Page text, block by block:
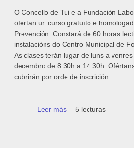
O Concello de Tui e a Fundación
ofertan un curso gratuíto e
Prevención. Constará de 60 horas
instalacións do Centro Municipal de
As clases terán lugar de luns a
decembro de 8.30h a 14.30h.
cubrirán por orde de inscrición.
Leer más sobre Curso de nivel
5 lecturas